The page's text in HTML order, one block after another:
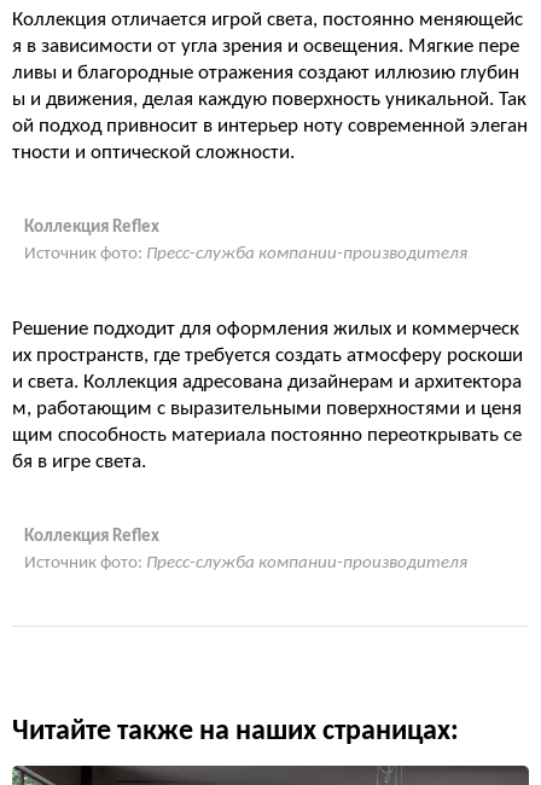
Коллекция отличается игрой света, постоянно меняющейс
я в зависимости от угла зрения и освещения. Мягкие пере
ливы и благородные отражения создают иллюзию глубин
ы и движения, делая каждую поверхность уникальной. Так
ой подход привносит в интерьер ноту современной элеган
тности и оптической сложности.
Коллекция Reflex
Источник фото: Пресс-служба компании-производителя
Решение подходит для оформления жилых и коммерческ
их пространств, где требуется создать атмосферу роскоши
и света. Коллекция адресована дизайнерам и архитектора
м, работающим с выразительными поверхностями и ценя
щим способность материала постоянно переоткрывать се
бя в игре света.
Коллекция Reflex
Источник фото: Пресс-служба компании-производителя
Читайте также на наших страницах: